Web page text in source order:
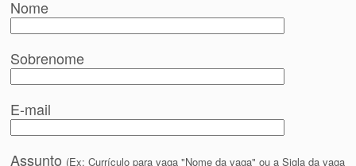
Nome
Sobrenome
E-mail
Assunto (Ex: Currículo para vaga "Nome da vaga" ou a Sigla da vaga